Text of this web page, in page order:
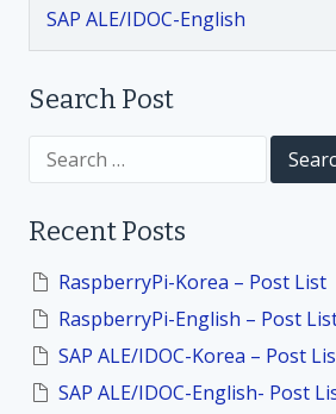
i
o
n
SAP ALE/IDOC-English
Search Post
c
o
Recent Posts
RaspberryPi-Korea – Post List
RaspberryPi-English – Post
SAP ALE/IDOC-Korea – Post
SAP ALE/IDOC-English- Post